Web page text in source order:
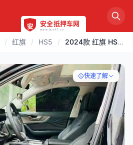
/ 红旗 / HS5 / 2024款 红旗 HS5 | 烟台
快速了解